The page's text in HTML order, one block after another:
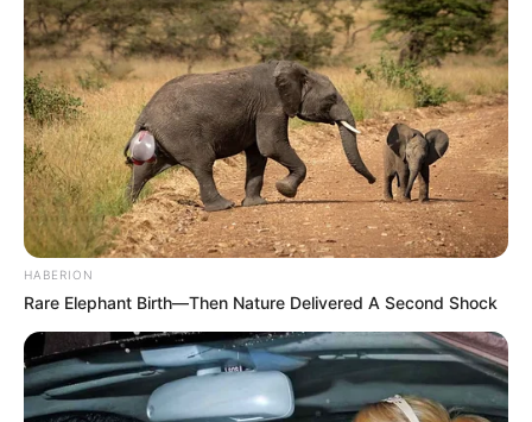
HABERION
Rare Elephant Birth—Then Nature Delivered A Second Shock